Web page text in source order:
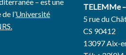
l’Université
TELEMMe
5 rue du
CS 90412
13097 Aix-